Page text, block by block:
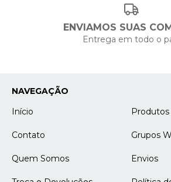
ENVIAMOS SUAS
Entrega em todo o
NAVEGAÇÃO
Início
Produtos
Contato Grupos
Quem Somos Envios